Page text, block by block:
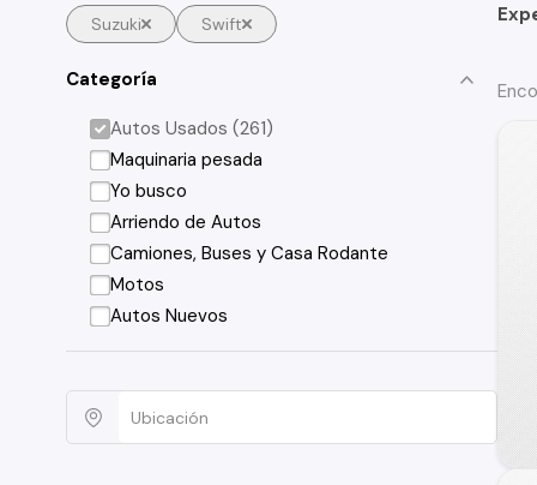
Suzuki Swift
Categoría
Autos Usados (261)
Maquinaria pesada
Yo busco
Arriendo de Autos
Camiones, Buses y Casa Rodante
Motos
Autos Nuevos